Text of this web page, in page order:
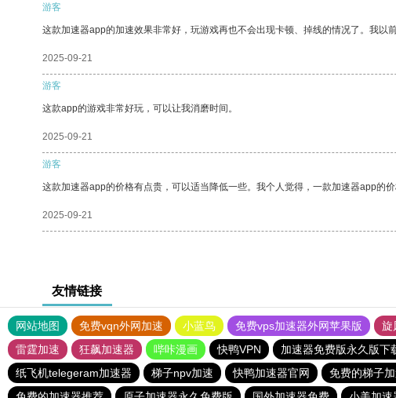
游客
这款加速器app的加速效果非常好，玩游戏再也不会出现卡顿、掉线的情况了。我以
2025-09-21
游客
这款app的游戏非常好玩，可以让我消磨时间。
2025-09-21
游客
这款加速器app的价格有点贵，可以适当降低一些。我个人觉得，一款加速器app的价
2025-09-21
友情链接
网站地图 免费vqn外网加速 小蓝鸟 免费vps加速器外网苹果版 旋
雷霆加速
狂飙加速器 哔咔漫画 快鸭VPN 加速器免费版永久版下
纸飞机telegeram加速器
梯子npv加速 快鸭加速器官网 免费的梯子